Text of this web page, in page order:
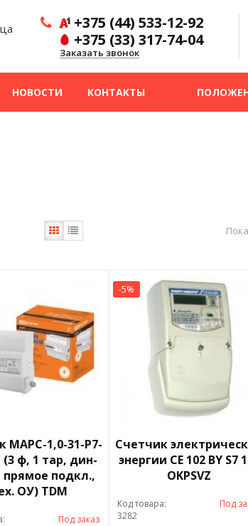
+375 (44) 533-12-92
+375 (33) 317-74-04
Заказать звонок
НОВОСТИ КОНТАКТЫ
МАРС-1,0-31-Р7-
ф, 1 тар, дин-
прямое подкл.,
ОУ) TDM
Под заказ
-5%
Счетчик
энергии СЕ 102 BY S7
OKPSVZ
Код товара:
3282
Под